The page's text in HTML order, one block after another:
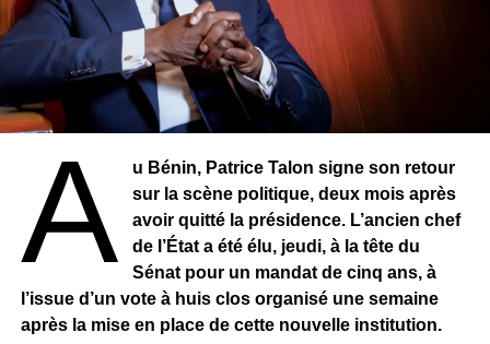
GHANA : Réunion sur la Monnaie unique de la
Cédéao.
DON'T MISS
COTE D’IVOIRE : Les lauréats du prix BJKD pour
l’entrepreneuriat jeune connus.
A
u Bénin, Patrice Talon signe son retour
sur la scène politique, deux mois après
avoir quitté la présidence. L’ancien chef
de l’État a été élu, jeudi, à la tête du
Sénat pour un mandat de cinq ans, à
l’issue d’un vote à huis clos organisé une semaine
après la mise en place de cette nouvelle institution.